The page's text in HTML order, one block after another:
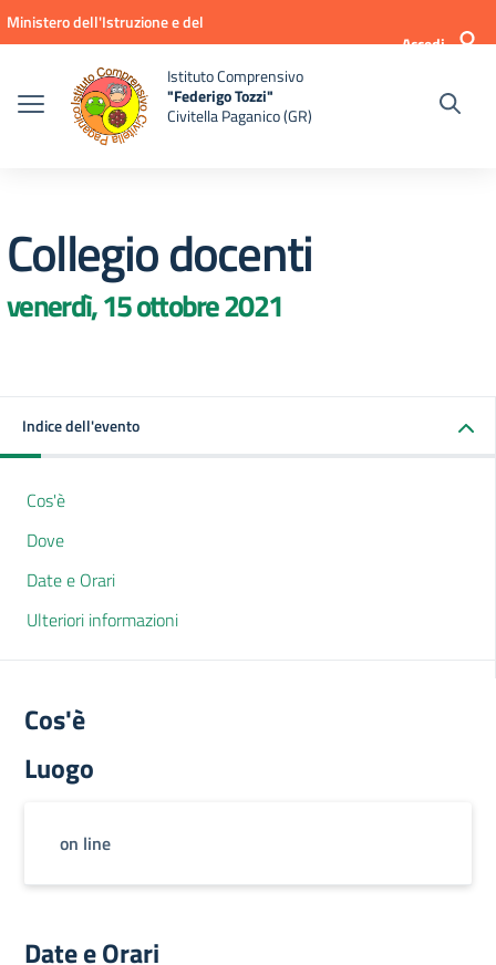
Vai ai contenuti
Vai al menu di navigazione
Vai al footer
Ministero dell'Istruzione e del
Accedi
Istituto Comprensivo
"Federigo Tozzi"
Civitella Paganico (GR)
Collegio docenti
venerdì, 15 ottobre 2021
Indice dell'evento
Cos'è
Dove
Date e Orari
Ulteriori informazioni
Cos'è
Luogo
on line
Date e Orari